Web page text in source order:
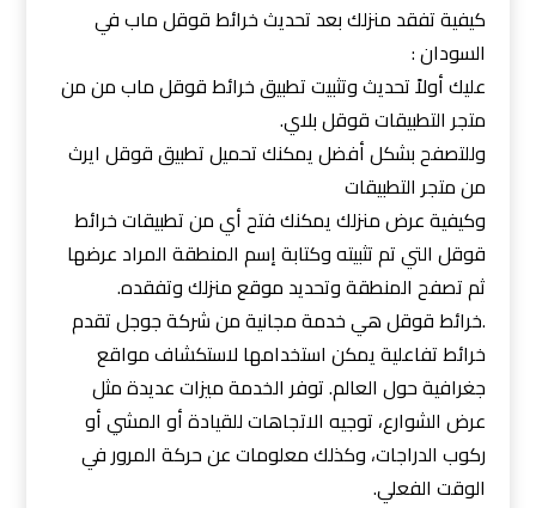
كيفية تفقد منزلك بعد تحديث خرائط قوقل ماب في
السودان :
عليك أولاً تحديث وتثبيت تطبيق خرائط قوقل ماب من من
متجر التطبيقات قوقل بلاي.
وللتصفح بشكل أفضل يمكنك تحميل تطبيق قوقل ايرث
من متجر التطبيقات
وكيفية عرض منزلك يمكنك فتح أي من تطبيقات خرائط
قوقل التي تم تثبيته وكتابة إسم المنطقة المراد عرضها
ثم تصفح المنطقة وتحديد موقع منزلك وتفقده.
.خرائط قوقل هي خدمة مجانية من شركة جوجل تقدم
خرائط تفاعلية يمكن استخدامها لاستكشاف مواقع
جغرافية حول العالم. توفر الخدمة ميزات عديدة مثل
عرض الشوارع، توجيه الاتجاهات للقيادة أو المشي أو
ركوب الدراجات، وكذلك معلومات عن حركة المرور في
الوقت الفعلي.